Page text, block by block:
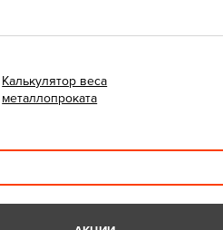
Калькулятор веса
металлопроката